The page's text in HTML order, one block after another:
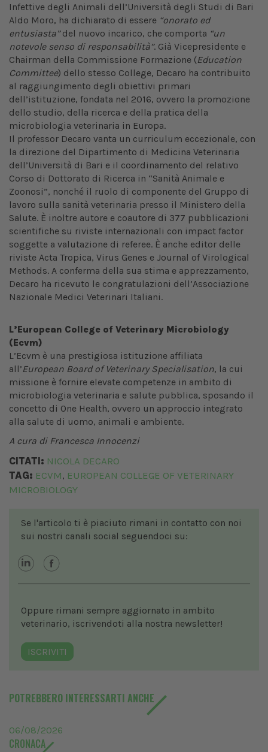
Infettive degli Animali dell’Università degli Studi di Bari
Aldo Moro, ha dichiarato di essere “onorato ed
entusiasta”del nuovo incarico, che comporta “un
notevole senso di responsabilità”. Già Vicepresidente e
Chairman della Commissione Formazione (Education
Committee) dello stesso College, Decaro ha contribuito
al raggiungimento degli obiettivi primari
dell’istituzione, fondata nel 2016, ovvero la promozione
dello studio, della ricerca e della pratica della
microbiologia veterinaria in Europa.
Il professor Decaro vanta un curriculum eccezionale, con
la direzione del Dipartimento di Medicina Veterinaria
dell’Università di Bari e il coordinamento del relativo
Corso di Dottorato di Ricerca in “Sanità Animale e
Zoonosi”, nonché il ruolo di componente del Gruppo di
lavoro sulla sanità veterinaria presso il Ministero della
Salute. È inoltre autore e coautore di 377 pubblicazioni
scientifiche su riviste internazionali con impact factor
soggette a valutazione di referee. È anche editor delle
riviste Acta Tropica, Virus Genes e Journal of Virological
Methods. A conferma della sua stima e apprezzamento,
Decaro ha ricevuto le congratulazioni dell’Associazione
Nazionale Medici Veterinari Italiani.
L’European College of Veterinary Microbiology
(Ecvm)
L’Ecvm è una prestigiosa istituzione affiliata
all’European Board of Veterinary Specialisation, la cui
missione è fornire elevate competenze in ambito di
microbiologia veterinaria e salute pubblica, sposando il
concetto di One Health, ovvero un approccio integrato
alla salute di uomo, animali e ambiente.
A cura di Francesca Innocenzi
CITATI: NICOLA DECARO
TAG: ECVM, EUROPEAN COLLEGE OF VETERINARY
MICROBIOLOGY
Se l'articolo ti è piaciuto rimani in contatto con noi
sui nostri canali social seguendoci su:
Oppure rimani sempre aggiornato in ambito
veterinario, iscrivendoti alla nostra newsletter!
ISCRIVITI
POTREBBERO INTERESSARTI ANCHE
06/08/2026
CRONACA